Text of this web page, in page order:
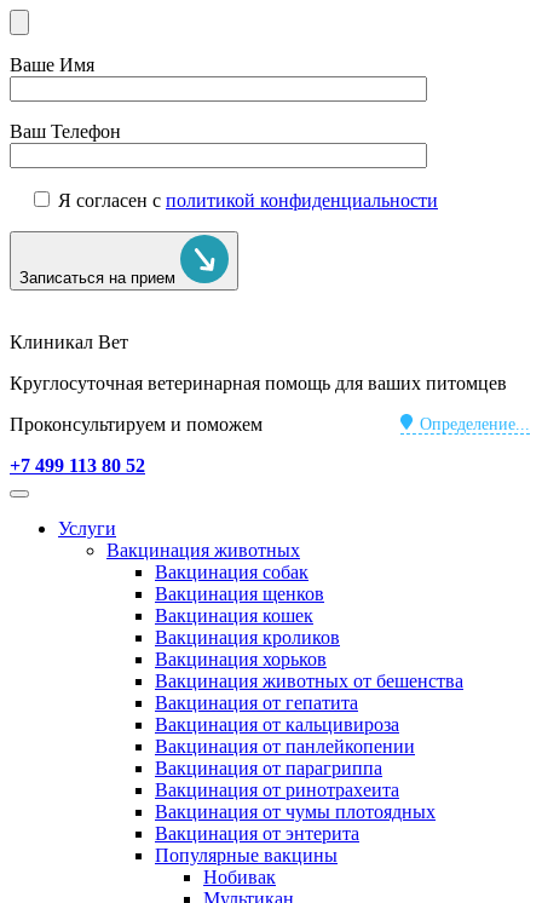
Ваше Имя
Ваш Телефон
Я согласен с политикой конфиденциальности
Записаться на прием
Клиникал Вет
Круглосуточная ветеринарная помощь для ваших питомцев
Определение...
Проконсультируем и поможем
+7 499 113 80 52
Услуги
Вакцинация животных
Вакцинация собак
Вакцинация щенков
Вакцинация кошек
Вакцинация кроликов
Вакцинация хорьков
Вакцинация животных от бешенства
Вакцинация от гепатита
Вакцинация от кальцивироза
Вакцинация от панлейкопении
Вакцинация от парагриппа
Вакцинация от ринотрахеита
Вакцинация от чумы плотоядных
Вакцинация от энтерита
Популярные вакцины
Нобивак
Мультикан